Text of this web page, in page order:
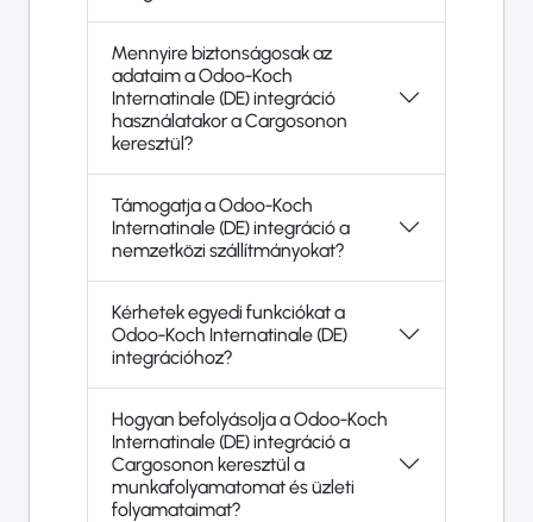
Mennyire biztonságosak az
adataim a Odoo-Koch
Internatinale (DE) integráció
használatakor a Cargosonon
keresztül?
Támogatja a Odoo-Koch
Internatinale (DE) integráció a
nemzetközi szállítmányokat?
Kérhetek egyedi funkciókat a
Odoo-Koch Internatinale (DE)
integrációhoz?
Hogyan befolyásolja a Odoo-Koch
Internatinale (DE) integráció a
Cargosonon keresztül a
munkafolyamatomat és üzleti
folyamataimat?